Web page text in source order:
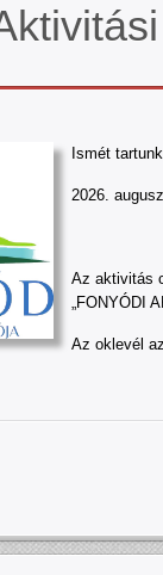
Ismét
2026.
Az aktivitás
„FONYÓDI
Az oklevél